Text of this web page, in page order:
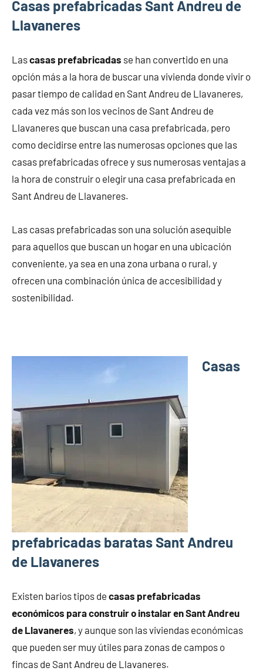
Casas prefabricadas Sant Andreu de
Llavaneres
Lascasas prefabricadas se han convertido en una
opción más a la hora de buscar una vivienda donde vivir o
pasar tiempo de calidad en Sant Andreu de Llavaneres,
cada vez más son los vecinos de Sant Andreu de
Llavaneres que buscan una casa prefabricada, pero
como decidirse entre las numerosas opciones que las
casas prefabricadas ofrece y sus numerosas ventajas a
la hora de construir o elegir una casa prefabricada en
Sant Andreu de Llavaneres.
Las casas prefabricadas son una solución asequible
para aquellos que buscan un hogar en una ubicación
conveniente, ya sea en una zona urbana o rural, y
ofrecen una combinación única de accesibilidad y
sostenibilidad.
Casas
prefabricadas baratas Sant Andreu
de Llavaneres
Existen barios tipos de casas prefabricadas
económicos para construir o instalar en Sant Andreu
de Llavaneres, y aunque son las viviendas económicas
que pueden ser muy útiles para zonas de campos o
fincas de Sant Andreu de Llavaneres.